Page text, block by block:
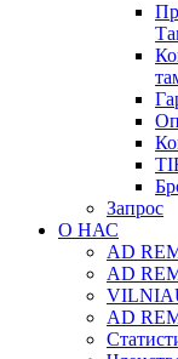
Запрос
О НАС
AD
AD
AD